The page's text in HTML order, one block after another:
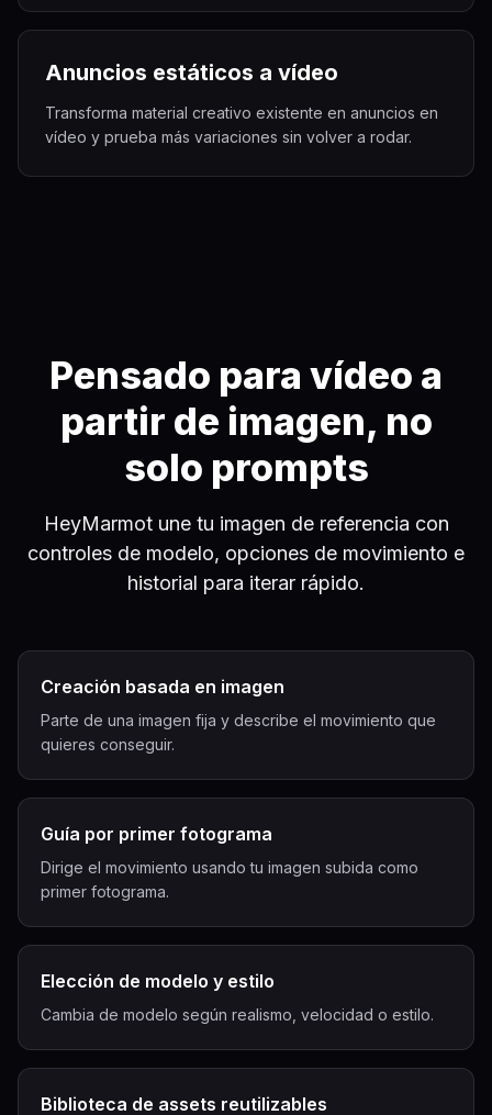
Anuncios estáticos a vídeo
Transforma material creativo existente en anuncios en
vídeo y prueba más variaciones sin volver a rodar.
Pensado para vídeo a
partir de imagen, no
solo prompts
HeyMarmot une tu imagen de referencia con
controles de modelo, opciones de movimiento e
historial para iterar rápido.
Creación basada en imagen
Parte de una imagen fija y describe el movimiento que
quieres conseguir.
Guía por primer fotograma
Dirige el movimiento usando tu imagen subida como
primer fotograma.
Elección de modelo y estilo
Cambia de modelo según realismo, velocidad o estilo.
Biblioteca de assets reutilizables